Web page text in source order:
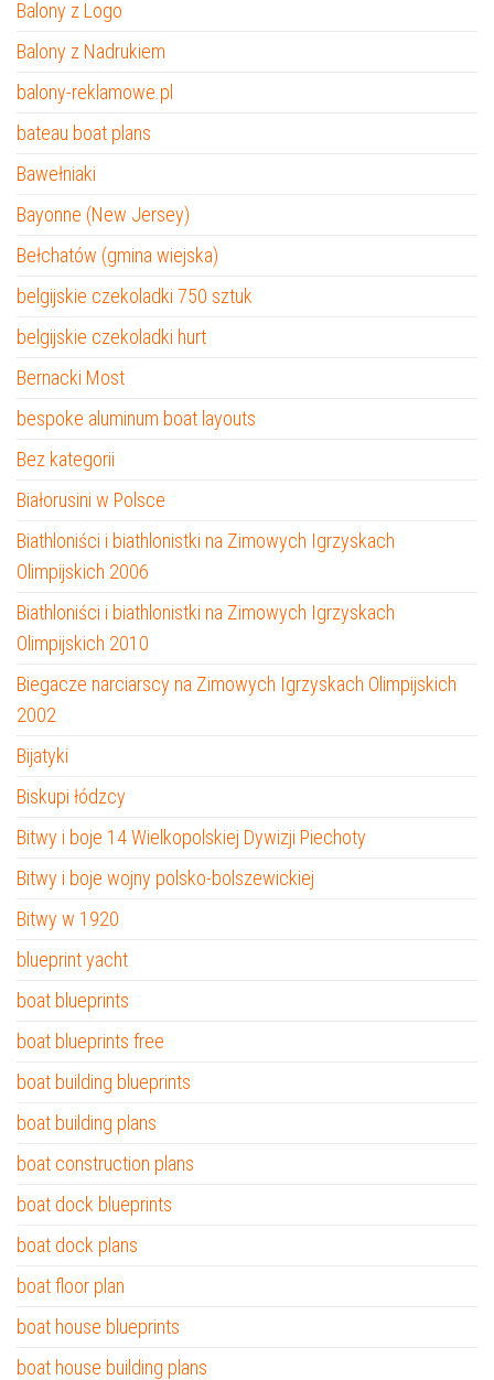
Balony z Logo
Balony z Nadrukiem
balony-reklamowe.pl
bateau boat plans
Bawełniaki
Bayonne (New Jersey)
Bełchatów (gmina wiejska)
belgijskie czekoladki 750 sztuk
belgijskie czekoladki hurt
Bernacki Most
bespoke aluminum boat layouts
Bez kategorii
Białorusini w Polsce
Biathloniści i biathlonistki na Zimowych Igrzyskach
Olimpijskich 2006
Biathloniści i biathlonistki na Zimowych Igrzyskach
Olimpijskich 2010
Biegacze narciarscy na Zimowych Igrzyskach Olimpijskich
2002
Bijatyki
Biskupi łódzcy
Bitwy i boje 14 Wielkopolskiej Dywizji Piechoty
Bitwy i boje wojny polsko-bolszewickiej
Bitwy w 1920
blueprint yacht
boat blueprints
boat blueprints free
boat building blueprints
boat building plans
boat construction plans
boat dock blueprints
boat dock plans
boat floor plan
boat house blueprints
boat house building plans